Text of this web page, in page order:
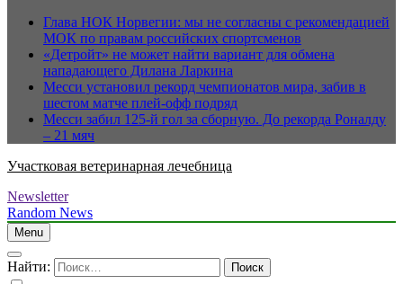
Глава НОК Норвегии: мы не согласны с рекомендацией
МОК по правам российских спортсменов
«Детройт» не может найти вариант для обмена
нападающего Дилана Ларкина
Месси установил рекорд чемпионатов мира, забив в
шестом матче плей‑офф подряд
Месси забил 125-й гол за сборную. До рекорда Роналду
– 21 мяч
Участковая ветеринарная лечебница
Newsletter
Random News
Menu
Найти: